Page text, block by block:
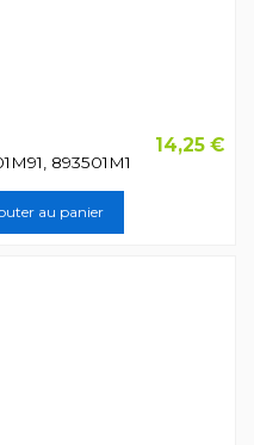
893501M1
14,25 €
au panier